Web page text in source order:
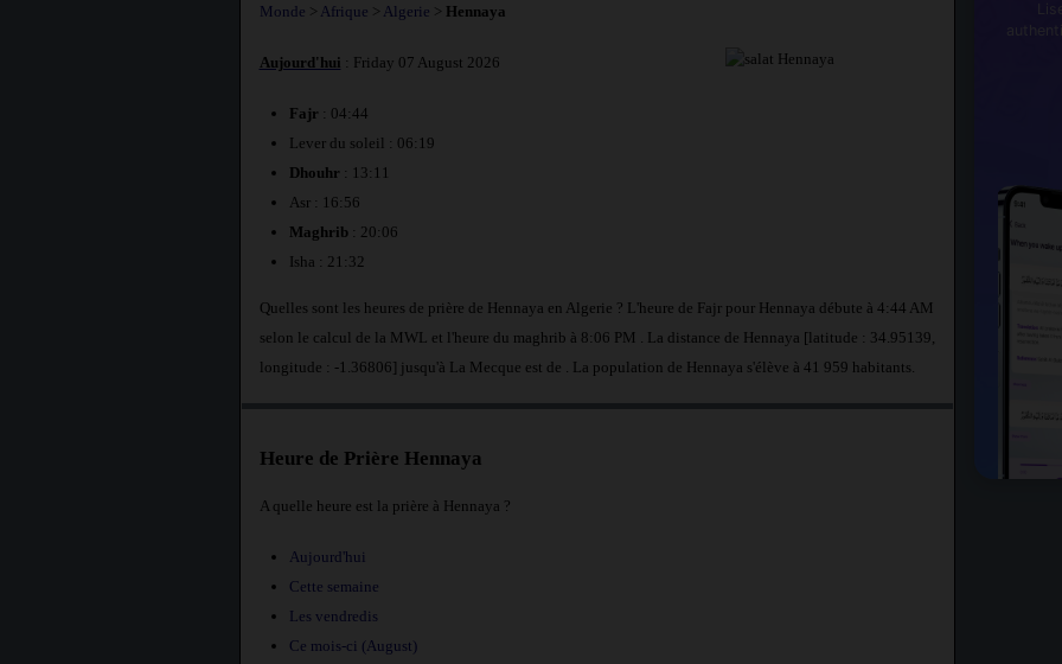
Monde > Afrique > Algerie > Hennaya
Aujourd'hui : Friday 07 August 2026
Fajr : 04:44
Lever du soleil : 06:19
Dhouhr : 13:11
Asr : 16:56
Maghrib: 20:06
Isha : 21:32
Quelles sont les heures de prière de Hennaya en Algerie ? L'heure de Fajr pour Hennaya débute à 4:44 AM
selon le calcul de la MWL et l'heure du maghrib à 8:06 PM . La distance de Hennaya [latitude : 34.95139,
longitude : -1.36806] jusqu'à La Mecque est de
. La population de Hennaya s'élève à 41 959 habitants.
Heure de Prière Hennaya
A quelle heure est la prière à Hennaya ?
Aujourd'hui
Cette semaine
Les vendredis
Ce mois-ci (August)